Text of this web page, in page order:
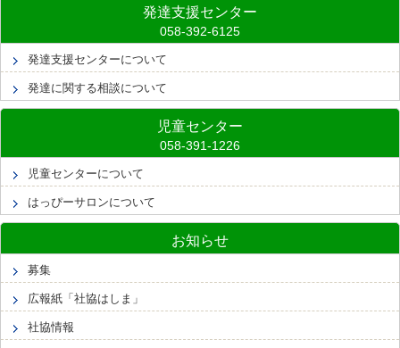
発達支援センター
発達支援センターについて
発達に関する相談について
児童センター
児童センターについて
はっぴーサロンについて
お知らせ
募集
広報紙「社協はしま」
社協情報